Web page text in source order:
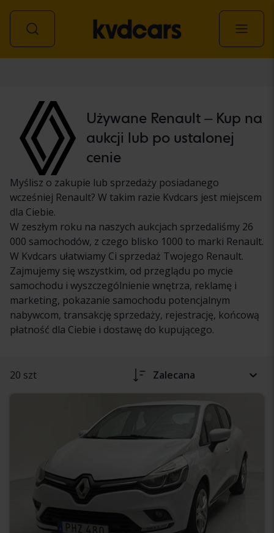
Używane Renault – Kup na
aukcji lub po ustalonej
cenie
Myślisz o zakupie lub sprzedaży posiadanego
wcześniej Renault? W takim razie Kvdcars jest miejscem
dla Ciebie.
W zeszłym roku na naszych aukcjach sprzedaliśmy 26
000 samochodów, z czego blisko 1000 to marki Renault.
W Kvdcars ułatwiamy Ci sprzedaż Twojego Renault.
Zajmujemy się wszystkim, od przeglądu po mycie
samochodu i wyszczególnienie wnętrza, reklamę i
marketing, pokazanie samochodu potencjalnym
nabywcom, transakcję sprzedaży, rejestrację, końcową
płatność dla Ciebie i dostawę do kupującego.
20 szt Zalecana